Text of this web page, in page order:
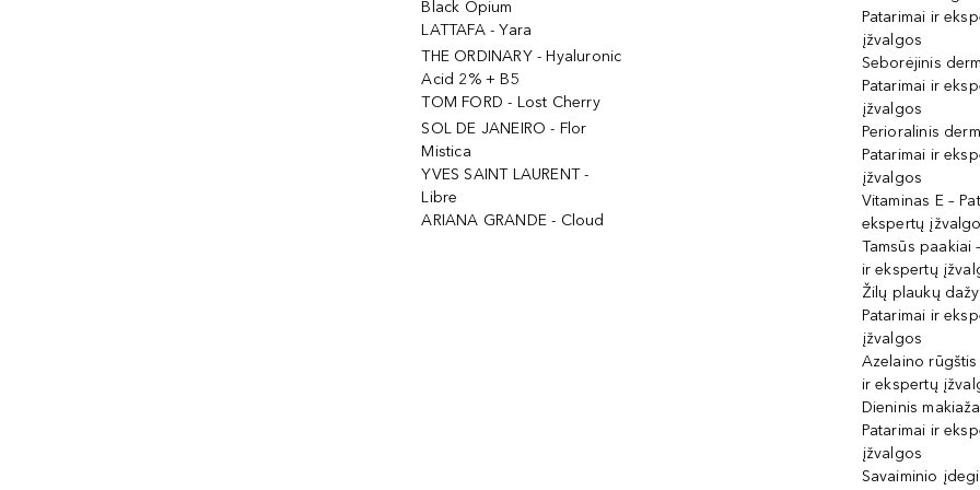
Black Opium
LATTAFA - Yara
THE ORDINARY - Hyaluronic
Acid 2% + B5
TOM FORD - Lost Cherry
SOL DE JANEIRO - Flor
Mistica
YVES SAINT LAURENT -
Libre
ARIANA GRANDE - Cloud
Patarimai ir
įžvalgos
Seborėjinis
Patarimai ir
įžvalgos
Perioralinis
Patarimai ir
įžvalgos
Vitaminas E –
ekspertų
Tamsūs paakiai
ir ekspertų
Žilų plaukų
Patarimai ir
įžvalgos
Azelaino rūgštis
ir ekspertų
Dieninis
Patarimai ir
įžvalgos
Savaiminio